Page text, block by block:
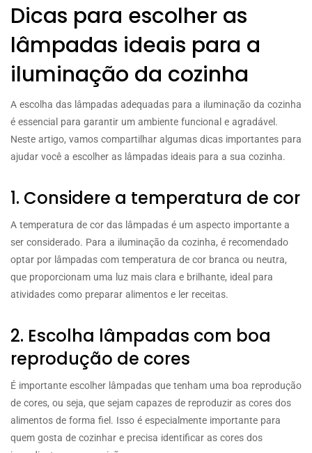
Dicas para escolher as
lâmpadas ideais para a
iluminação da cozinha
A escolha das lâmpadas adequadas para a iluminação da cozinha
é essencial para garantir um ambiente funcional e agradável.
Neste artigo, vamos compartilhar algumas dicas importantes para
ajudar você a escolher as lâmpadas ideais para a sua cozinha.
1. Considere a temperatura de cor
A temperatura de cor das lâmpadas é um aspecto importante a
ser considerado. Para a iluminação da cozinha, é recomendado
optar por lâmpadas com temperatura de cor branca ou neutra,
que proporcionam uma luz mais clara e brilhante, ideal para
atividades como preparar alimentos e ler receitas.
2. Escolha lâmpadas com boa
reprodução de cores
É importante escolher lâmpadas que tenham uma boa reprodução
de cores, ou seja, que sejam capazes de reproduzir as cores dos
alimentos de forma fiel. Isso é especialmente importante para
quem gosta de cozinhar e precisa identificar as cores dos